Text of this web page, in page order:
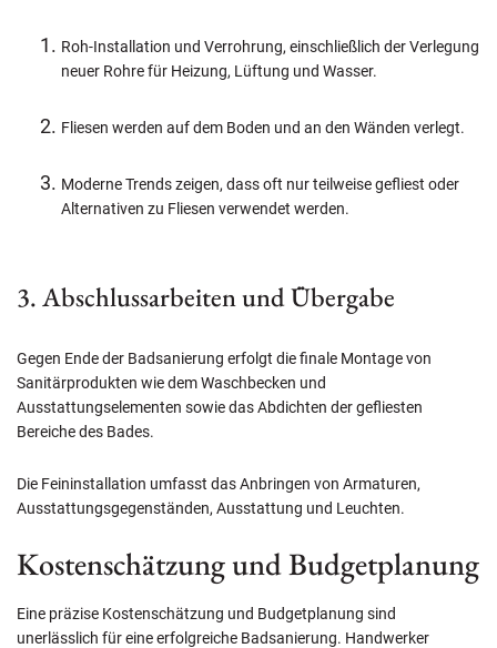
Roh-Installation und Verrohrung, einschließlich der Verlegung
neuer Rohre für Heizung, Lüftung und Wasser.
Fliesen werden auf dem Boden und an den Wänden verlegt.
Moderne Trends zeigen, dass oft nur teilweise gefliest oder
Alternativen zu Fliesen verwendet werden.
3. Abschlussarbeiten und Übergabe
Gegen Ende der Badsanierung erfolgt die finale Montage von
Sanitärprodukten wie dem Waschbecken und
Ausstattungselementen sowie das Abdichten der gefliesten
Bereiche des Bades.
Die Feininstallation umfasst das Anbringen von Armaturen,
Ausstattungsgegenständen, Ausstattung und Leuchten.
Kostenschätzung und Budgetplanung
Eine präzise Kostenschätzung und Budgetplanung sind
unerlässlich für eine erfolgreiche Badsanierung. Handwerker